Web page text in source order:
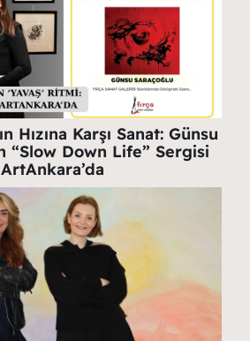
Hızına Karşı Sanat: Günsu
“Slow Down Life” Sergisi
ArtAnkara’da